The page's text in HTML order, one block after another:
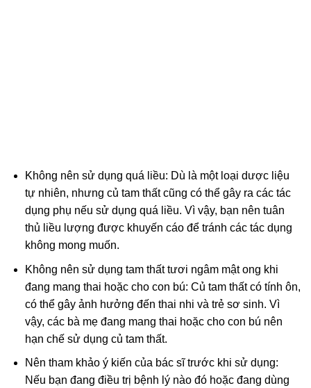
Không nên sử dụng quá liều: Dù là một loại dược liệu
tự nhiên, nhưng củ tam thất cũng có thể gây ra các tác
dụng phụ nếu sử dụng quá liều. Vì vậy, bạn nên tuân
thủ liều lượng được khuyến cáo để tránh các tác dụng
không mong muốn.
Không nên sử dụng tam thất tươi ngâm mật ong khi
đang mang thai hoặc cho con bú: Củ tam thất có tính ôn,
có thể gây ảnh hưởng đến thai nhi và trẻ sơ sinh. Vì
vậy, các bà mẹ đang mang thai hoặc cho con bú nên
hạn chế sử dụng củ tam thất.
Nên tham khảo ý kiến của bác sĩ trước khi sử dụng:
Nếu bạn đang điều trị bệnh lý nào đó hoặc đang dùng